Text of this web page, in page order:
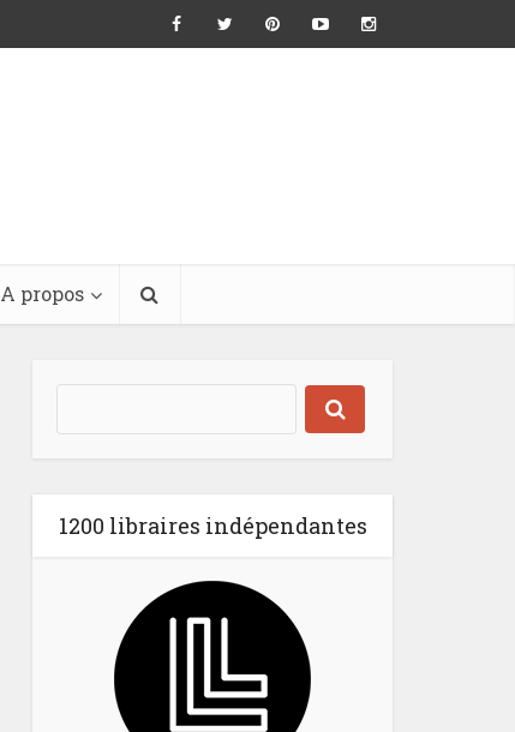
A propos
1200 libraires indépendantes